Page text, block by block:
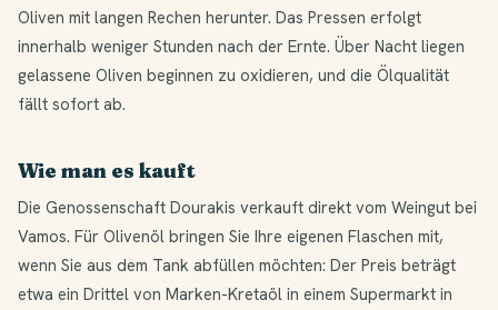
Oliven mit langen Rechen herunter. Das Pressen erfolgt
innerhalb weniger Stunden nach der Ernte. Über Nacht liegen
gelassene Oliven beginnen zu oxidieren, und die Ölqualität
fällt sofort ab.
Wie man es kauft
Die Genossenschaft Dourakis verkauft direkt vom Weingut bei
Vamos. Für Olivenöl bringen Sie Ihre eigenen Flaschen mit,
wenn Sie aus dem Tank abfüllen möchten: Der Preis beträgt
etwa ein Drittel von Marken-Kretaöl in einem Supermarkt in